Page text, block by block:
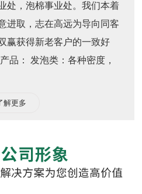
处，泡棉事业处。我们本着
进取，志在高远为导向同客
赢获得新老客户的一致好
品： 发泡类：各种密度，
解更多